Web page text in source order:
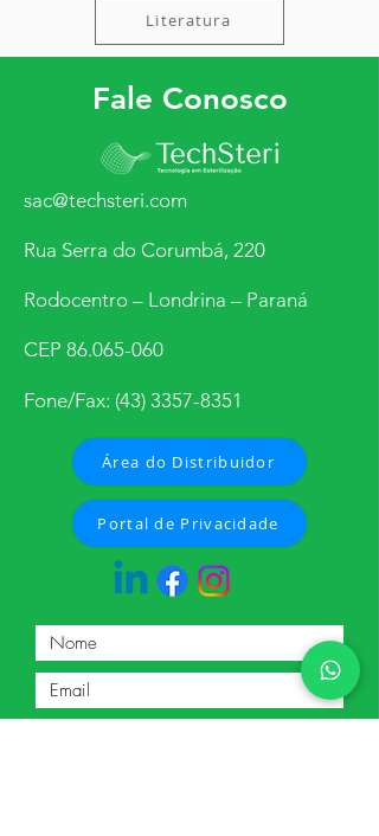
Literatura
Fale Conosco
sac@techsteri.com
Rua Serra do Corumbá, 220
Rodocentro – Londrina – Paraná
CEP 86.065-060
Fone/Fax: (43) 3357-8351
Área do Distribuidor
Portal de Privacidade